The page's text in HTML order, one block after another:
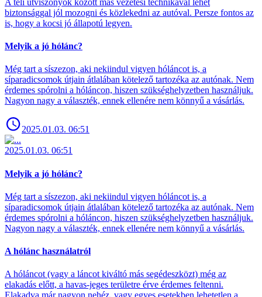
biztonsággal jól mozogni és közlekedni az autóval. Persze fontos az
is, hogy a kocsi jó állapotú legyen.
Melyik a jó hólánc?
Még tart a síszezon, aki nekiindul vigyen hóláncot is, a
síparadicsomok útjain átlalában kötelező tartozéka az autónak. Nem
érdemes spórolni a hóláncon, hiszen szükséghelyzetben használjuk.
Nagyon nagy a választék, ennek ellenére nem könnyű a vásárlás.
2025.01.03. 06:51
2025.01.03. 06:51
Melyik a jó hólánc?
Még tart a síszezon, aki nekiindul vigyen hóláncot is, a
síparadicsomok útjain átlalában kötelező tartozéka az autónak. Nem
érdemes spórolni a hóláncon, hiszen szükséghelyzetben használjuk.
Nagyon nagy a választék, ennek ellenére nem könnyű a vásárlás.
A hólánc használatról
A hóláncot (vagy a láncot kiváltó más segédeszközt) még az
elakadás előtt, a havas-jeges területre érve érdemes feltenni.